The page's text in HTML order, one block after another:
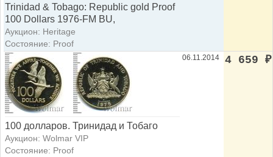
Trinidad & Tobago: Republic gold Proof
100 Dollars 1976-FM BU,
Аукцион: Heritage
Состояние: Proof
100 долларов. Тринидад и Тобаго
Аукцион: Wolmar VIP
Состояние: Proof
06.11.2014 4 659 ₽